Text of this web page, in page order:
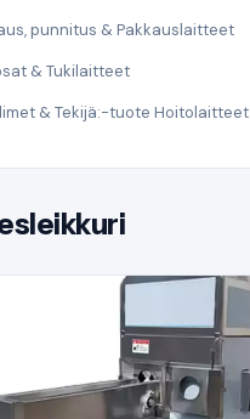
punnitus & Pakkauslaitteet
& Tukilaitteet
& Tekijä:-tuote Hoitolaitteet